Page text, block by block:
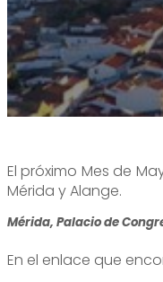
Alange es
Alange es destino
Alange es deporte
Dónde comprar
Teléfono de interés
Tour Virtual
Paseo del Bañista
Rincones con
El próximo Mes de
Mérida y Alange.
Mérida, Palacio de
En el enlace que